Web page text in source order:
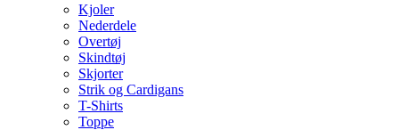
Kjoler
Nederdele
Overtøj
Skindtøj
Skjorter
Strik og Cardigans
T-Shirts
Toppe